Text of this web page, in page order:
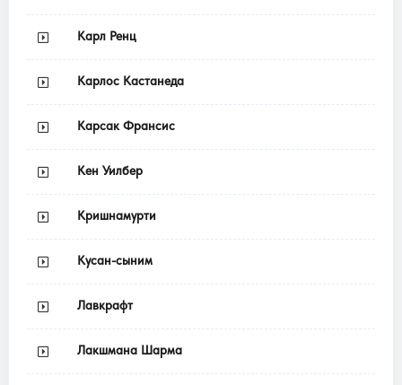
Карл Ренц
Карлос Кастанеда
Карсак Франсис
Кен Уилбер
Кришнамурти
Кусан-сыним
Лавкрафт
Лакшмана Шарма